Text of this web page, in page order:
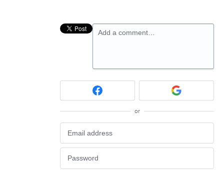
Add a comment…
or